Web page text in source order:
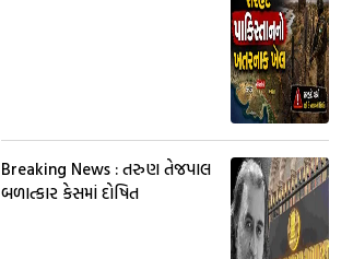
Breaking News : તરુણ તેજપાલ
બળાત્કાર કેસમાં દોષિત